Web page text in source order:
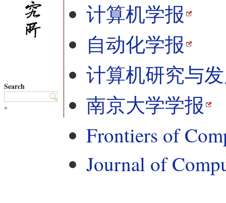
Search
»
计算机学报
自动化学报
计算机研究与
南京大学学报
Frontiers of
Journal of